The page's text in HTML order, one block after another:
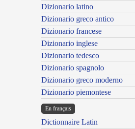
Dizionario latino
Dizionario greco antico
Dizionario francese
Dizionario inglese
Dizionario tedesco
Dizionario spagnolo
Dizionario greco moderno
Dizionario piemontese
En français
Dictionnaire Latin